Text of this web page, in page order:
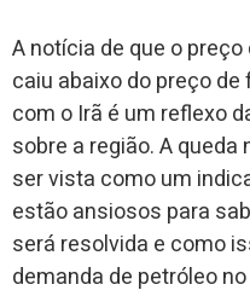
A notícia de que o
caiu abaixo do preço
com o Irã é um reflexo
sobre a região. A
ser vista como um
estão ansiosos para
será resolvida e como
demanda de petróleo